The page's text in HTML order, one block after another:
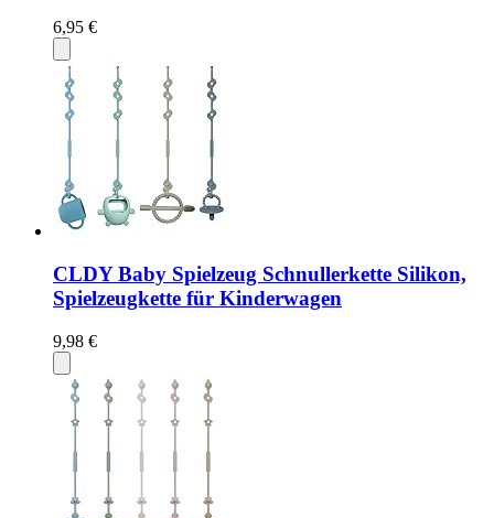
6,95 €
CLDY Baby Spielzeug Schnullerkette Silikon,
Spielzeugkette für Kinderwagen
9,98 €